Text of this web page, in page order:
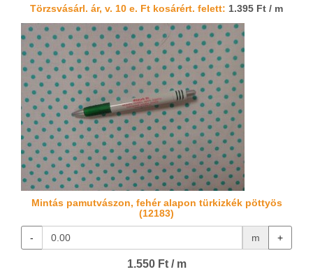
Törzsvásárl. ár, v. 10 e. Ft kosárért. felett: 1.395 Ft / m
Mintás pamutvászon, fehér alapon türkizkék pöttyös
(12183)
- m +
1.550 Ft / m